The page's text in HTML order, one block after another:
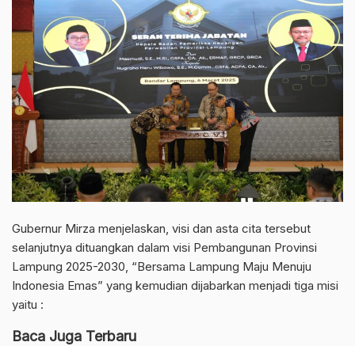
Gubernur Mirza menjelaskan, visi dan asta cita tersebut
selanjutnya dituangkan dalam visi Pembangunan Provinsi
Lampung 2025-2030, “Bersama Lampung Maju Menuju
Indonesia Emas” yang kemudian dijabarkan menjadi tiga misi
yaitu :
Baca Juga Terbaru